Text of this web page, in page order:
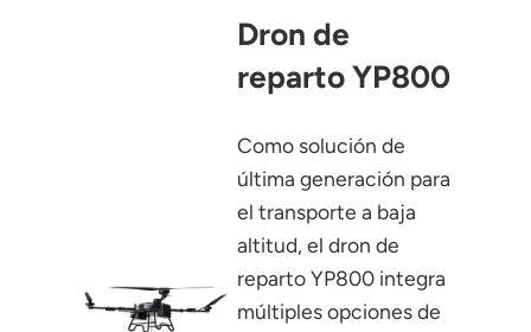
Português(Portugal)
Português(Brasil)
Tiếng Việt
Dron de
reparto YP800
Como solución de
última generación para
el transporte a baja
altitud, el dron de
reparto YP800 integra
múltiples opciones de